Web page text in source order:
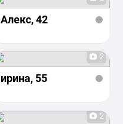
Алекс, 42
2
ирина, 55
2